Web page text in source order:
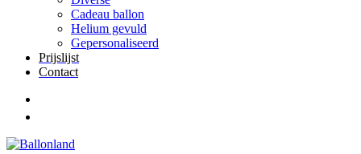
Cadeau ballon
Helium gevuld
Gepersonaliseerd
Prijslijst
Contact